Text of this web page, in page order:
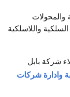
والمحولات
واللاسلكية
شركة بابل
وادارة شركات